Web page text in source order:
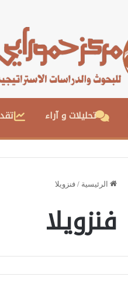
تحليلات و آراء
الرئيسية / فنزويلا
فنزويلا